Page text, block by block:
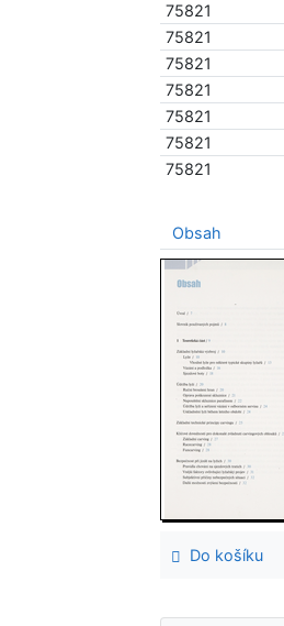
75821
75821
75821
75821
75821
75821
75821
Obsah
Do košíku